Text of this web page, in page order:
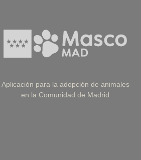
Aplicación para la adopción de animales
en la Comunidad de Madrid